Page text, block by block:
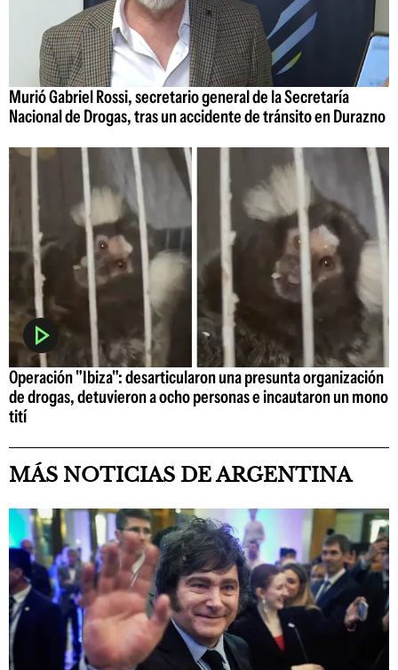
Murió Gabriel Rossi, secretario general de la Secretaría
Nacional de Drogas, tras un accidente de tránsito en Durazno
Operación "Ibiza": desarticularon una presunta organización
de drogas, detuvieron a ocho personas e incautaron un mono
tití
MÁS NOTICIAS DE ARGENTINA